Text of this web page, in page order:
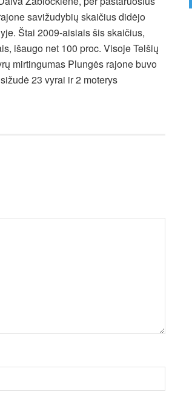
savižudybių skaičius didėjo
Štai 2009-aisiais šis skaičius,
išaugo net 100 proc. Visoje Telšių
mirtingumas Plungės rajone buvo
23 vyrai ir 2 moterys